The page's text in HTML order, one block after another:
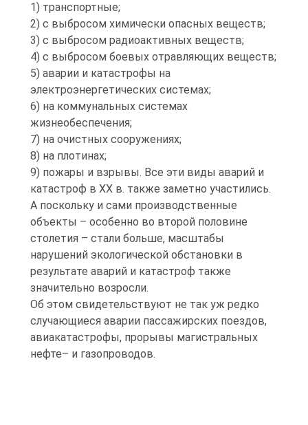
1) транспортные;
2) с выбросом химически опасных веществ;
3) с выбросом радиоактивных веществ;
4) с выбросом боевых отравляющих веществ;
5) аварии и катастрофы на
электроэнергетических системах;
6) на коммунальных системах
жизнеобеспечения;
7) на очистных сооружениях;
8) на плотинах;
9) пожары и взрывы. Все эти виды аварий и
катастроф в XX в. также заметно участились.
А поскольку и сами производственные
объекты – особенно во второй половине
столетия – стали больше, масштабы
нарушений экологической обстановки в
результате аварий и катастроф также
значительно возросли.
Об этом свидетельствуют не так уж редко
случающиеся аварии пассажирских поездов,
авиакатастрофы, прорывы магистральных
нефте– и газопроводов.